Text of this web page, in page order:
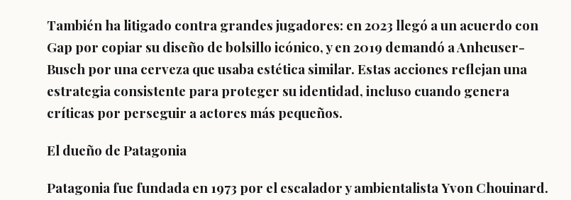
También ha litigado contra grandes jugadores: en 2023 llegó a un acuerdo con
Gap por copiar su diseño de bolsillo icónico, y en 2019 demandó a Anheuser-
Busch por una cerveza que usaba estética similar. Estas acciones reflejan una
estrategia consistente para proteger su identidad, incluso cuando genera
críticas por perseguir a actores más pequeños.
El dueño de Patagonia
Patagonia fue fundada en 1973 por el escalador y ambientalistaYvon Chouinard.